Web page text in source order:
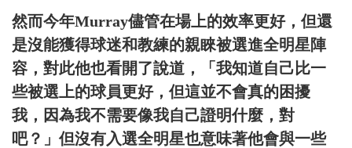
然而今年Murray儘管在場上的效率更好，但還
是沒能獲得球迷和教練的親睞被選進全明星陣
容，對此他也看開了說道，「我知道自己比一
些被選上的球員更好，但這並不會真的困擾
我，因為我不需要像我自己證明什麼，對
吧？」但沒有入選全明星也意味著他會與一些